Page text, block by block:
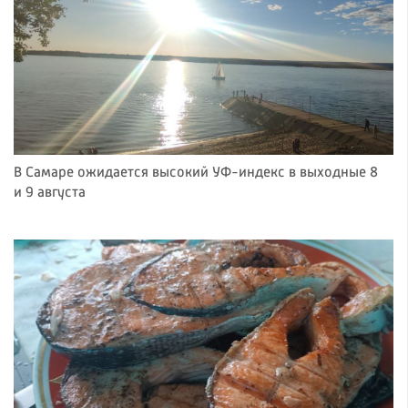
В Самаре ожидается высокий УФ-индекс в выходные 8
и 9 августа